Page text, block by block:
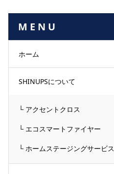
M E N U
ホーム
SHINUPSについて
└ アクセントクロス
└ エコスマートファイヤー
└ ホームステージングサービス